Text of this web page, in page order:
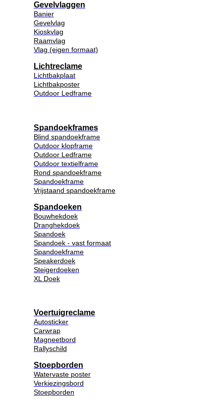
Gevelvlaggen
Banier
Gevelvlag
Kioskvlag
Raamvlag
Vlag (eigen formaat)
Lichtreclame
Lichtbakplaat
Lichtbakposter
Outdoor Ledframe
Spandoekframes
Blind spandoekframe
Outdoor klopframe
Outdoor Ledframe
Outdoor textielframe
Rond spandoekframe
Spandoekframe
Vrijstaand spandoekframe
Spandoeken
Bouwhekdoek
Dranghekdoek
Spandoek
Spandoek - vast formaat
Spandoekframe
Speakerdoek
Steigerdoeken
XL Doek
Voertuigreclame
Autosticker
Carwrap
Magneetbord
Rallyschild
Stoepborden
Watervaste poster
Verkiezingsbord
Stoepborden